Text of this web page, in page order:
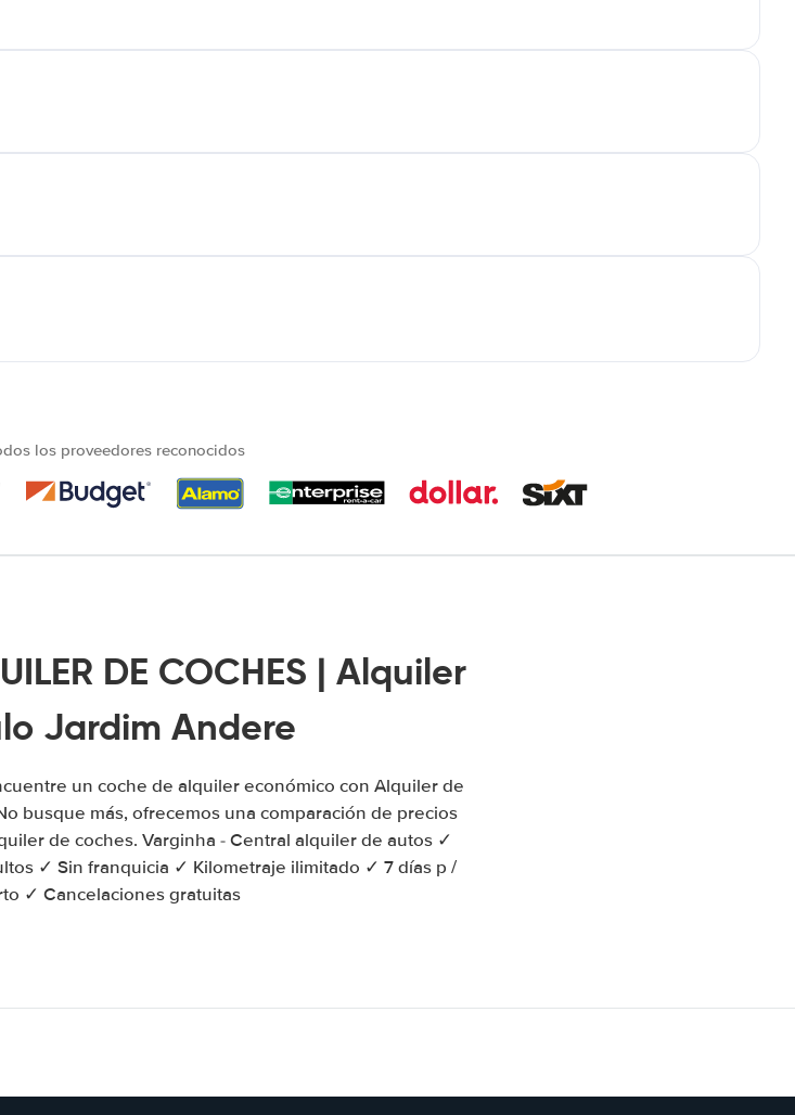
los proveedores reconocidos
DE COCHES | Alquiler
Jardim Andere
un coche de alquiler económico con Alquiler de
busque más, ofrecemos una comparación de precios
de coches. Varginha - Central alquiler de autos ✓
✓ Sin franquicia ✓ Kilometraje ilimitado ✓ 7 días p /
✓ Cancelaciones gratuitas